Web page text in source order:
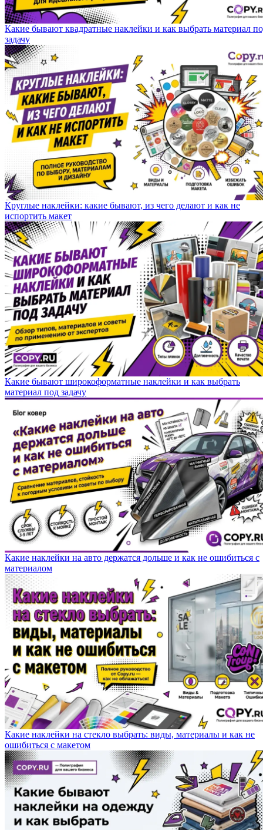
Какие бывают квадратные наклейки и как выбрать материал
задачу
Круглые наклейки: какие бывают, из чего делают и как не
испортить макет
Какие бывают широкоформатные наклейки и как выбрать
материал под задачу
Какие наклейки на авто держатся дольше и как не ошибиться с
материалом
Какие наклейки на стекло выбрать: виды, материалы и как не
ошибиться с макетом